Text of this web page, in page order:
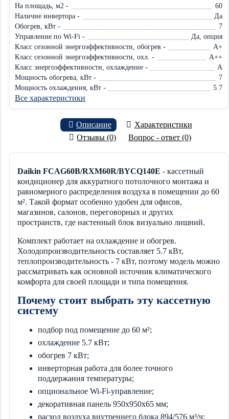
На площадь, м2 -
60
Наличие инвертора -
Да
Обогрев, кВт -
7
Управление по Wi-Fi -
Да, опция
Класс сезонной энергоэффективности, обогрев -
A+
Класс сезонной энергоэффективности, охл. -
A++
Класс энергоэффективности, охлаждение -
A
Мощность обогрева, кВт -
7
Мощность охлаждения, кВт -
5.7
Все характеристики
Описание
Характеристики
Отзывы (0)
Вопрос - ответ (0)
Daikin FCAG60B/RXM60R/BYCQ140E - кассетный
кондиционер для аккуратного потолочного монтажа и
равномерного распределения воздуха в помещении до 60
м². Такой формат особенно удобен для офисов,
магазинов, салонов, переговорных и других
пространств, где настенный блок визуально лишний.
Комплект работает на охлаждение и обогрев.
Холодопроизводительность составляет 5.7 кВт,
теплопроизводительность - 7 кВт, поэтому модель можно
рассматривать как основной источник климатического
комфорта для своей площади и типа помещения.
Почему стоит выбрать эту кассетную
систему
подбор под помещение до 60 м²;
охлаждение 5.7 кВт;
обогрев 7 кВт;
инверторная работа для более точного
поддержания температуры;
опциональное Wi-Fi-управление;
декоративная панель 950x950x65 мм;
расход воздуха внутреннего блока 894/576 м³/ч;